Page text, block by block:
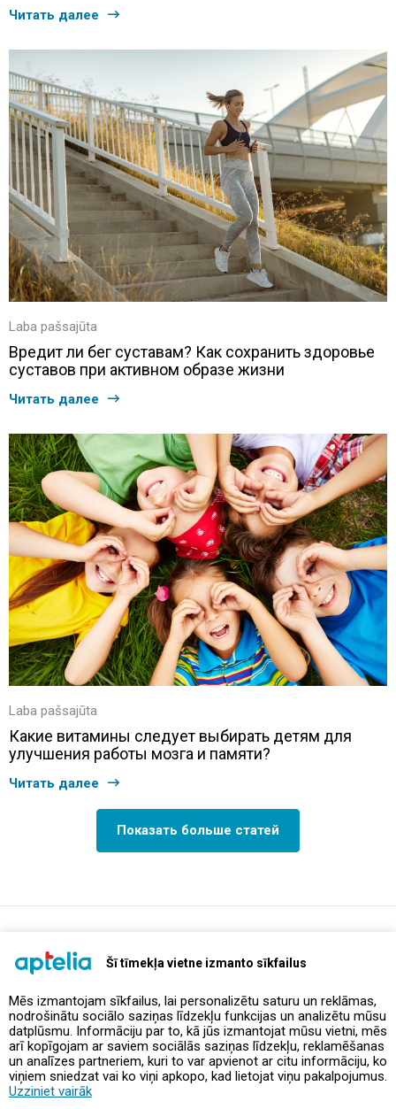
Šī tīmekļa vietne izmanto sīkfailus
Mēs izmantojam sīkfailus, lai personalizētu saturu un reklāmas,
nodrošinātu sociālo saziņas līdzekļu funkcijas un analizētu mūsu
datplūsmu. Informāciju par to, kā jūs izmantojat mūsu vietni, mēs
arī kopīgojam ar saviem sociālās saziņas līdzekļu, reklamēšanas
un analīzes partneriem, kuri to var apvienot ar citu informāciju, ko
viņiem sniedzat vai ko viņi apkopo, kad lietojat viņu pakalpojumus.
Uzziniet vairāk
Читать далее
Laba pašsajūta
Вредит ли бег суставам? Как сохранить здоровье
суставов при активном образе жизни
Читать далее
Laba pašsajūta
Какие витамины следует выбирать детям для
улучшения работы мозга и памяти?
Читать далее
Показать больше статей
Предложения и акции
Контакты